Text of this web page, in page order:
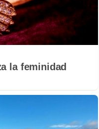
la feminidad